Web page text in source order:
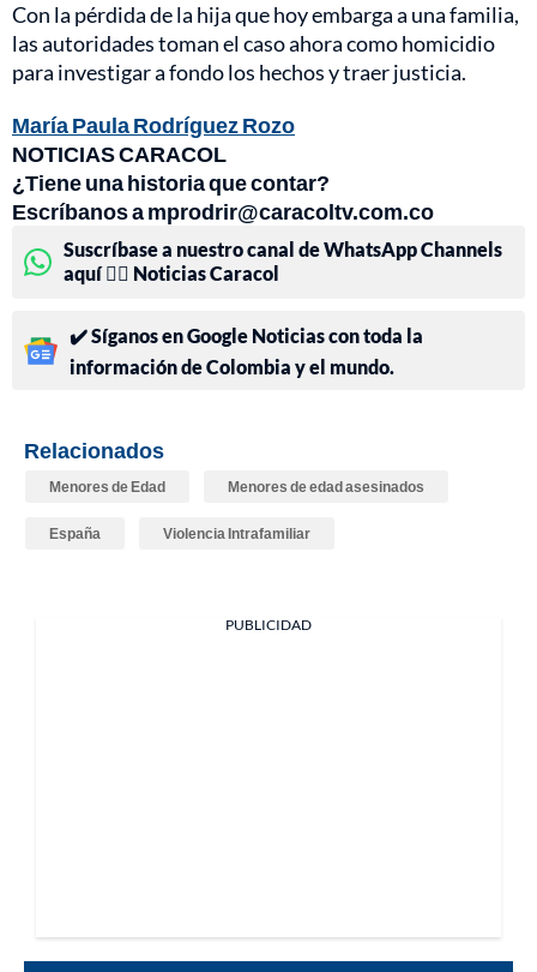
Con la pérdida de la hija que hoy embarga a una familia,
las autoridades toman el caso ahora como homicidio
para investigar afondo los hechos y traer justicia.
María Paula Rodríguez Rozo
NOTICIAS CARACOL
¿Tiene una historia que contar?
Escríbanos a mprodrir@caracoltv.com.co
Suscríbase a nuestro canal de WhatsApp Channels
aquí 👉🏻 Noticias Caracol
✔️ Síganos en Google Noticias con toda la
información de Colombia y el mundo.
Relacionados
Menores de Edad Menores de edad asesinados
España Violencia Intrafamiliar
PUBLICIDAD